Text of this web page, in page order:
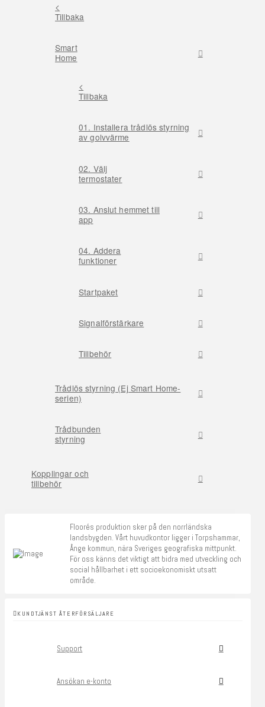
<
Tillbaka
Smart
Home
<
Tillbaka
01. Installera trådlös styrning
av golvvärme
02. Välj
termostater
03. Anslut hemmet till
app
04. Addera
funktioner
Startpaket
Signalförstärkare
Tillbehör
Trådlös styrning (Ej Smart Home-
serien)
Trådbunden
styrning
Kopplingar och
tillbehör
Floorés produktion sker på den norrländska
landsbygden. Vårt huvudkontor ligger i Torpshammar,
Ånge kommun, nära Sveriges geografiska mittpunkt.
För oss känns det viktigt att bidra med utveckling och
social hållbarhet i ett socioekonomiskt utsatt
område.
KUNDTJÄNST ÅTERFÖRSÄLJARE
Support
Ansökan e-konto